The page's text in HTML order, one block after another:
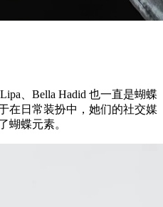
、Bella Hadid 也一直是蝴蝶
在日常装扮中，她们的社交媒
蝴蝶元素。